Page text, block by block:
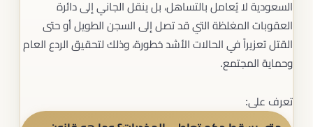
السعودية لا يُعامل بالتساهل، بل ينقل الجاني إلى دائرة
العقوبات المغلظة التي قد تصل إلى السجن الطويل أو حتى
القتل تعزيراً في الحالات الأشد خطورة، وذلك لتحقيق الردع العام
وحماية المجتمع.
تعرف على: